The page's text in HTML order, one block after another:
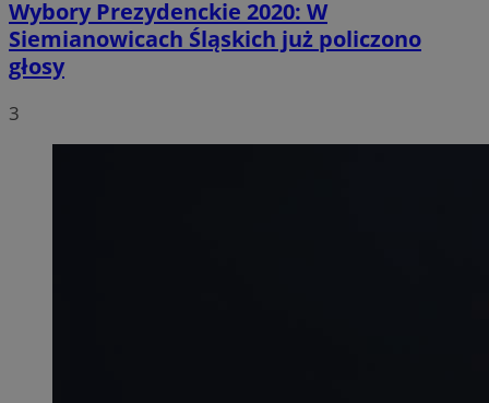
Wybory Prezydenckie 2020: W
Siemianowicach Śląskich już policzono
głosy
3